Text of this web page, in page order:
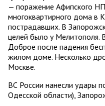
— поражение Афипского
многоквартирного дома в
пострадавших. В
целей было у Мелитополя.
Доброе после падения
жилом доме. Несколько
Москве.
ВС России нанесли удары
Одесской области),